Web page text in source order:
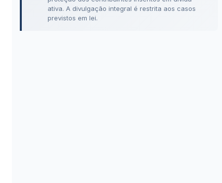
ativa. A divulgação integral é restrita aos casos
previstos em lei.